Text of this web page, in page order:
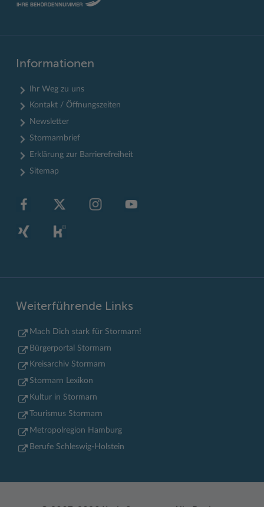
Informationen
Ihr Weg zu uns
Kontakt / Öffnungszeiten
Newsletter
Stormarnbrief
Erklärung zur Barrierefreiheit
Sitemap
Weiterführende Links
Mach Dich stark für Stormarn!
Bürgerportal Stormarn
Kreisarchiv Stormarn
Stormarn Lexikon
Kultur in Stormarn
Tourismus Stormarn
Metropolregion Hamburg
Berufe Schleswig-Holstein